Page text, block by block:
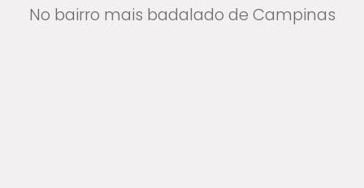
No bairro mais badalado de Campinas